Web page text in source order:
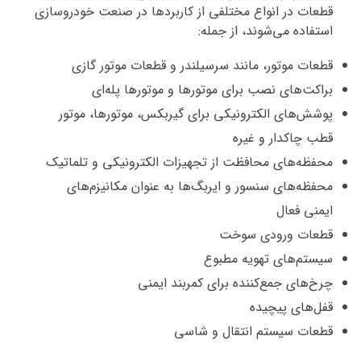
قطعات در انواع مختلفی از کاربردها در صنعت خودروسازی
استفاده می‌شوند، از جمله:
قطعات موتور، مانند سرسیلندر و قطعات موتور گازی
براکت‌های نصب برای موتورها و موتورها پله‌ای
پوشش‌های الکترونیکی برای گیربکس، موتورها، موتور
قطب چاکدار و غیره
محفظه‌های محافظت از تجهیزات الکترونیکی و تلماتیک
محفظه‌های سنسور و ایربگ‌ها به عنوان مکانیزم‌های
ایمنی فعال
قطعات ورودی سوخت
سیستم‌های تهویه مطبوع
چرخ‌های جمع‌کننده برای کمربند ایمنی
قفل‌های پیچیده
قطعات سیستم انتقال و شاسی